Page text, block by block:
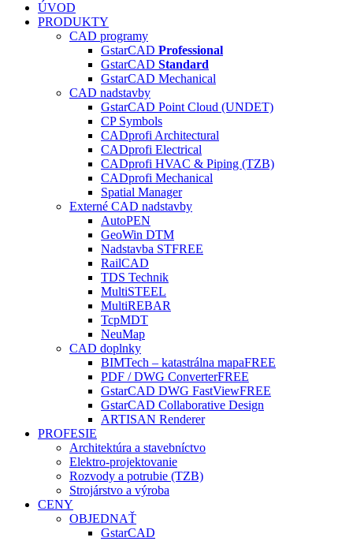
ÚVOD
PRODUKTY
CAD programy
GstarCAD Professional
GstarCAD Standard
GstarCAD Mechanical
CAD nadstavby
GstarCAD Point Cloud (UNDET)
CP Symbols
CADprofi Architectural
CADprofi Electrical
CADprofi HVAC & Piping (TZB)
CADprofi Mechanical
Spatial Manager
Externé CAD nadstavby
AutoPEN
GeoWin DTM
Nadstavba STFREE
RailCAD
TDS Technik
MultiSTEEL
MultiREBAR
TcpMDT
NeuMap
CAD doplnky
BIMTech – katastrálna mapaFREE
PDF / DWG ConverterFREE
GstarCAD DWG FastViewFREE
GstarCAD Collaborative Design
ARTISAN Renderer
PROFESIE
Architektúra a stavebníctvo
Elektro-projektovanie
Rozvody a potrubie (TZB)
Strojárstvo a výroba
CENY
OBJEDNAŤ
GstarCAD